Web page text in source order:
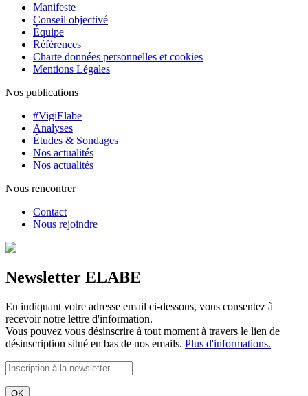
Manifeste
Conseil objectivé
Équipe
Références
Charte données personnelles et cookies
Mentions Légales
Nos publications
#VigiElabe
Analyses
Études & Sondages
Nos actualités
Nos actualités
Nous rencontrer
Contact
Nous rejoindre
Newsletter ELABE
En indiquant votre adresse email ci-dessous, vous consentez à
recevoir notre lettre d'information.
Vous pouvez vous désinscrire à tout moment à travers le lien de
désinscription situé en bas de nos emails. Plus d'informations.